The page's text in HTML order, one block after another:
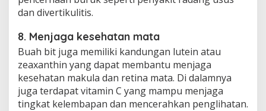
dan divertikulitis.
8. Menjaga kesehatan mata
Buah bit juga memiliki kandungan lutein atau
zeaxanthin yang dapat membantu menjaga
kesehatan makula dan retina mata. Di dalamnya
juga terdapat vitamin C yang mampu menjaga
tingkat kelembapan dan mencerahkan penglihatan.